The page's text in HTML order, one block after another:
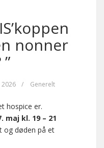
nonner
2026 / Generelt
hospice er.
maj kl. 19 – 21
og døden på et